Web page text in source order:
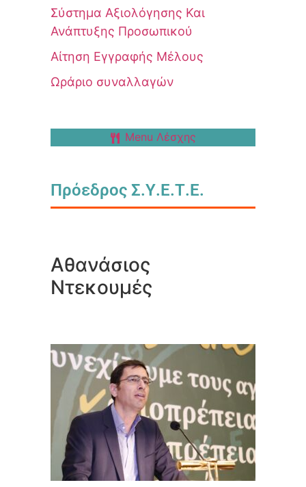
Σύστημα Αξιολόγησης Και
Ανάπτυξης Προσωπικού
Αίτηση Εγγραφής Μέλους
Ωράριο συναλλαγών
Menu Λέσχης
Πρόεδρος Σ.Υ.Ε.Τ.Ε.
Αθανάσιος
Ντεκουμές